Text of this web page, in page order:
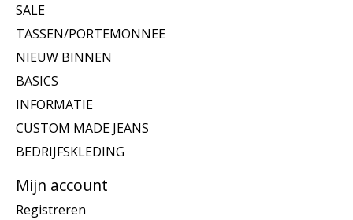
SALE
TASSEN/PORTEMONNEE
NIEUW BINNEN
BASICS
INFORMATIE
CUSTOM MADE JEANS
BEDRIJFSKLEDING
Mijn account
Registreren